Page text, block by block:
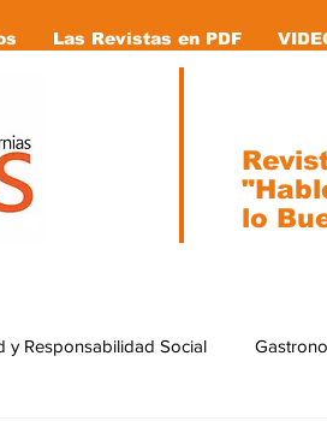
Las Revistas en PDF
y Responsabilidad Social
lo